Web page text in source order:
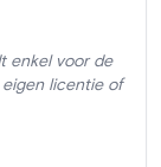
enkel voor de
licentie of